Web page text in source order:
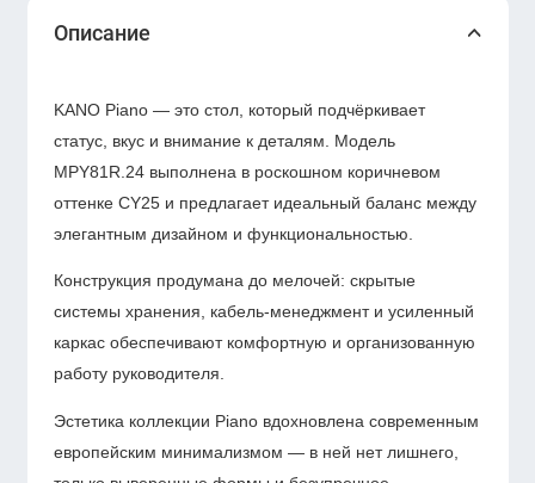
Описание
KANO Piano — это стол, который подчёркивает
статус, вкус и внимание к деталям. Модель
MPY81R.24 выполнена в роскошном коричневом
оттенке CY25 и предлагает идеальный баланс между
элегантным дизайном и функциональностью.
Конструкция продумана до мелочей: скрытые
системы хранения, кабель-менеджмент и усиленный
каркас обеспечивают комфортную и организованную
работу руководителя.
Эстетика коллекции Piano вдохновлена современным
европейским минимализмом — в ней нет лишнего,